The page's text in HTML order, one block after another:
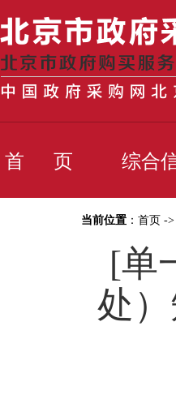
首 页 综合
当前位置 ： 首页 ->
[单
处